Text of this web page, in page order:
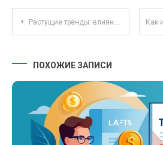
Навигация по
Растущие тренды: влияние ESG-факторов на выбор паевых инвестиционных фондов
ПОХОЖИЕ ЗАПИСИ